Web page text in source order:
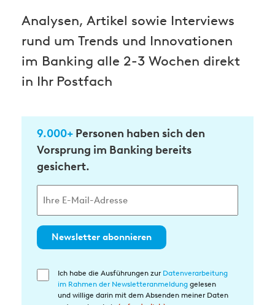
Analysen, Artikel sowie Interviews
rund um Trends und Innovationen
im Banking alle 2-3 Wochen direkt
in Ihr Postfach
9.000+ Personen haben sich den
Vorsprung im Banking bereits
gesichert.
Newsletter abonnieren
Einwilligung
Ich habe die Ausführungen zur Datenverarbeitung
im Rahmen der Newsletteranmeldung gelesen
und willige darin mit dem Absenden meiner Daten